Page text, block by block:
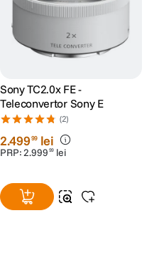
Sony TC2.0x FE -
Teleconvertor Sony E
(2)
2.49999 lei
PRP:2.999 99 lei